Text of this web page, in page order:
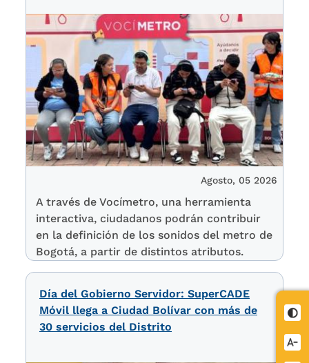
Agosto, 05 2026
A través de Vocímetro, una herramienta
interactiva, ciudadanos podrán contribuir
en la definición de los sonidos del metro de
Bogotá, a partir de distintos atributos.
Día del Gobierno Servidor: SuperCADE
Móvil llega a Ciudad Bolívar con más de
30 servicios del Distrito